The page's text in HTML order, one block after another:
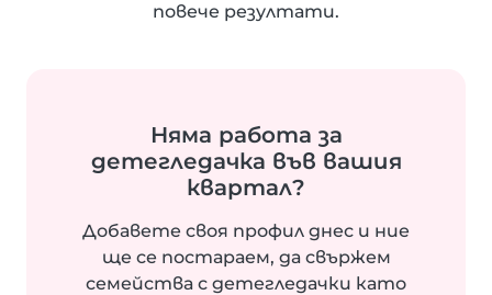
повече резултати.
Няма работа за
детегледачка във вашия
квартал?
Добавете своя профил днес и ние
ще се постараем, да свържем
семейства с детегледачки като